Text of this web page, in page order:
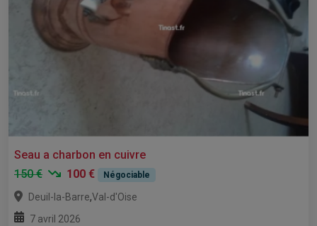
Seau a charbon en cuivre
150 €
100 € Négociable
Deuil-la-Barre,Val-d'Oise
7 avril 2026